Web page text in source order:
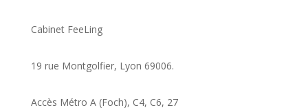
Cabinet FeeLing
19 rue Montgolfier, Lyon 69006.
Accès Métro A (Foch), C4, C6, 27